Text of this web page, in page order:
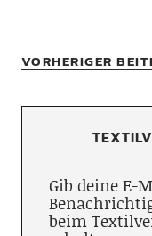
VORHERIGER
Gib deine E-
beim